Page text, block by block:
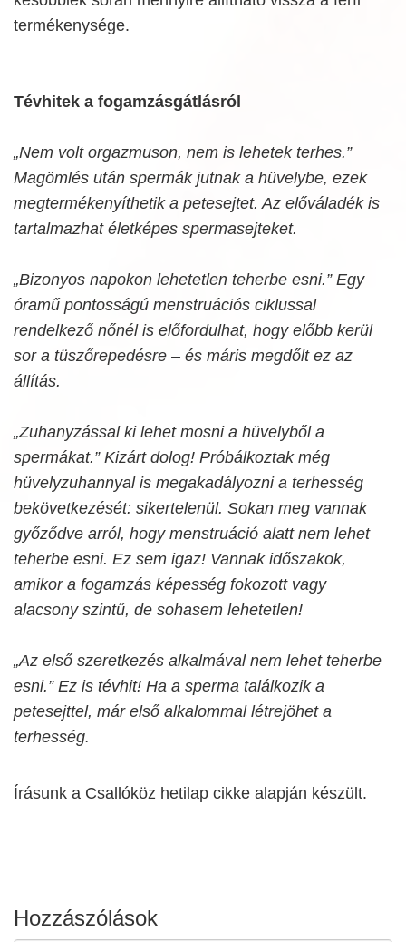
termékenysége.
Tévhitek a fogamzásgátlásról
„Nem volt orgazmuson, nem is lehetek terhes.”
Magömlés után spermák jutnak a hüvelybe, ezek
megtermékenyíthetik a petesejtet. Az előváladék is
tartalmazhat életképes spermasejteket.
„Bizonyos napokon lehetetlen teherbe esni.” Egy
óramű pontosságú menstruációs ciklussal
rendelkező nőnél is előfordulhat, hogy előbb kerül
sor a tüszőrepedésre – és máris megdőlt ez az
állítás.
„Zuhanyzással ki lehet mosni a hüvelyből a
spermákat.” Kizárt dolog! Próbálkoztak még
hüvelyzuhannyal is megakadályozni a terhesség
bekövetkezését: sikertelenül. Sokan meg vannak
győződve arról, hogy menstruáció alatt nem lehet
teherbe esni. Ez sem igaz! Vannak időszakok,
amikor a fogamzás képesség fokozott vagy
alacsony szintű, de sohasem lehetetlen!
„Az első szeretkezés alkalmával nem lehet teherbe
esni.” Ez is tévhit! Ha a sperma találkozik a
petesejttel, már első alkalommal létrejöhet a
terhesség.
Írásunk a Csallóköz hetilap cikke alapján készült.
Hozzászólások